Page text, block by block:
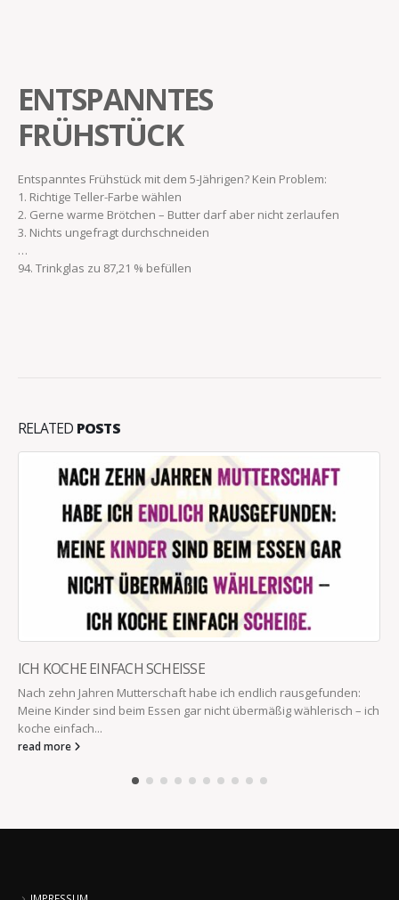
ENTSPANNTES
FRÜHSTÜCK
Entspanntes Frühstück mit dem 5-Jährigen? Kein Problem:
1. Richtige Teller-Farbe wählen
2. Gerne warme Brötchen – Butter darf aber nicht zerlaufen
3. Nichts ungefragt durchschneiden
…
94. Trinkglas zu 87,21 % befüllen
RELATED POSTS
ICH KOCHE EINFACH SCHEISSE
Nach zehn Jahren Mutterschaft habe ich endlich rausgefunden:
Meine Kinder sind beim Essen gar nicht übermäßig wählerisch – ich
koche einfach...
read more